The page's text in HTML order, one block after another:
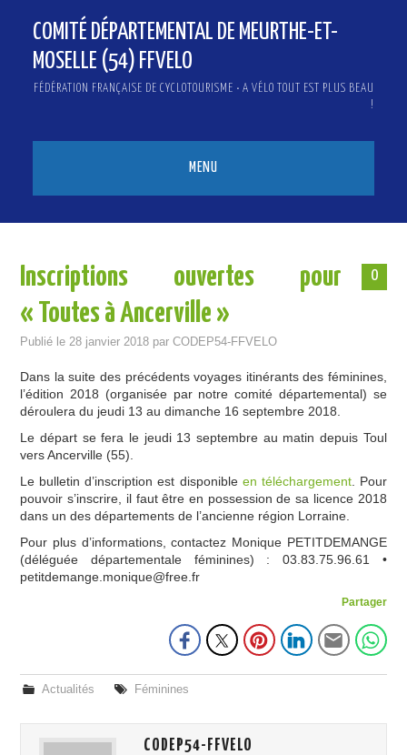
COMITÉ DÉPARTEMENTAL DE MEURTHE-ET-
MOSELLE (54) FFVELO
FÉDÉRATION FRANÇAISE DE CYCLOTOURISME • A VÉLO TOUT EST PLUS BEAU
!
MENU
ACCUEIL
ACTUALITÉS
INFOS & PRESSE
BICLOU
COMMISSIONS
SITES BPF
ESPACE MEMBRES
0
Inscriptions ouvertes pour
« Toutes à Ancerville »
Publié le28 janvier 2018 parCODEP54-FFVELO
Dans la suite des précédents voyages itinérants des féminines,
l’édition 2018 (organisée par notre comité départemental) se
déroulera du jeudi 13 au dimanche 16 septembre 2018.
Le départ se fera le jeudi 13 septembre au matin depuis Toul
vers Ancerville (55).
Le bulletin d’inscription est disponible en téléchargement. Pour
pouvoir s’inscrire, il faut être en possession de sa licence 2018
dans un des départements de l’ancienne région Lorraine.
Pour plus d’informations, contactez Monique PETITDEMANGE
(déléguée départementale féminines) : 03.83.75.96.61 •
petitdemange.monique@free.fr
Partager
Actualités Féminines
CODEP54-FFVELO